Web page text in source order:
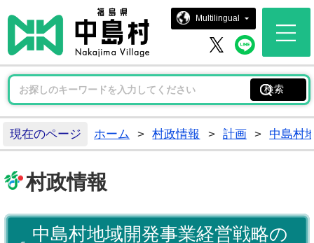
中島村ホ
Multilingual
中島村 X中島
現在のページ ホーム > 村政情報 > 計画 > 中島村
村政情報
中島村地域開発事業経営戦略の